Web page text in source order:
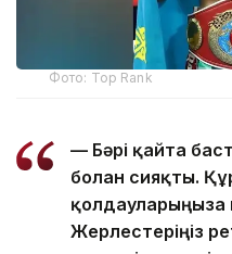
Фото: Top Rank
— Бәрі қайта
болған сияқты.
Жерлестеріңіз